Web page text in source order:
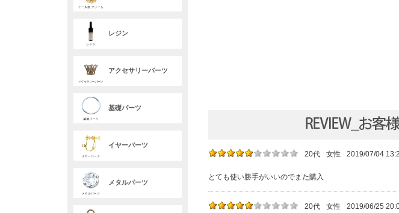
レジン
アクセサリーパーツ
基礎パーツ
イヤーパーツ
メタルパーツ
20代 女性 2019/07/04
とても使い勝手がいいのでまた購入
20代 女性 2019/06/25